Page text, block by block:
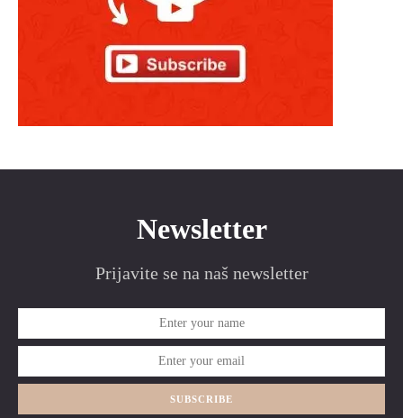
Newsletter
Prijavite se na naš newsletter
SUBSCRIBE